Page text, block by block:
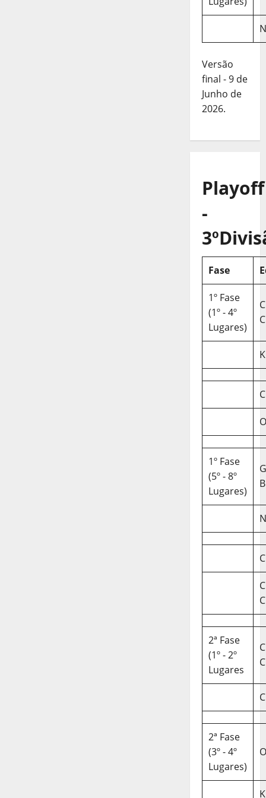
Versão
final - 9 de
Junho de
2026.
Playoff
-
Fase
1º Fase
(1º - 4º
Lugares)
C
1º Fase
(5º - 8º
Lugares)
B
C
2ª Fase
(1º - 2º
Lugares
C
2ª Fase
(3º - 4º
Lugares)